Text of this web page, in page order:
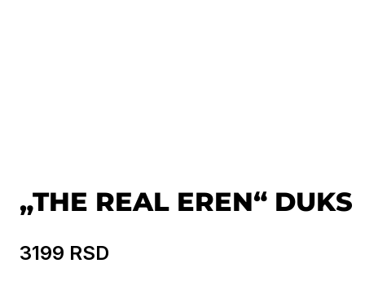
„THE REAL EREN“ DUKS
3199 RSD